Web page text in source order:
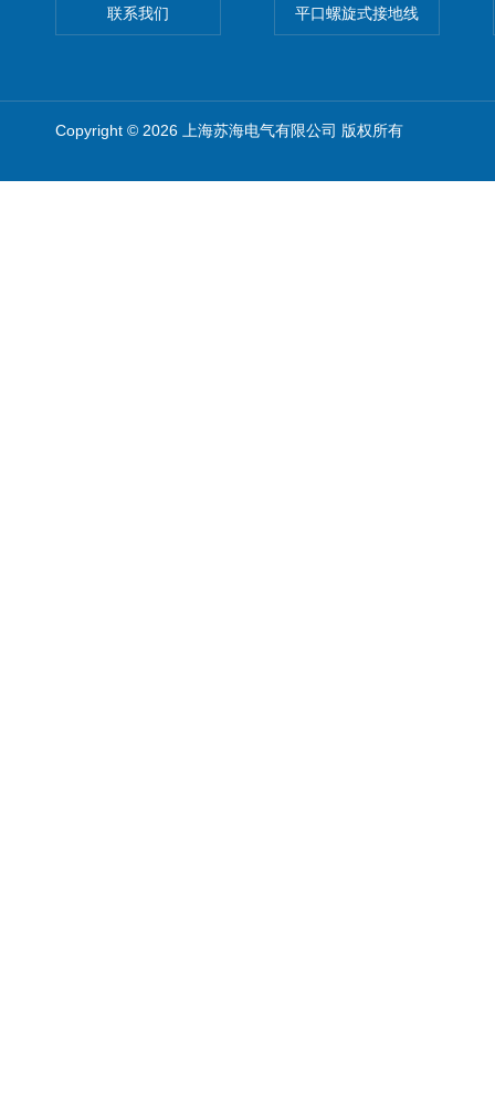
联系我们 平口螺旋式接地线
Copyright © 2026 上海苏海电气有限公司 版权所有